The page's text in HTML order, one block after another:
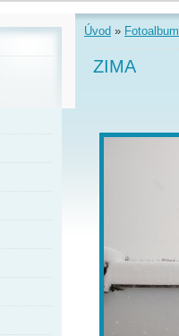
Úvod » Fotoalbum
ZIMA